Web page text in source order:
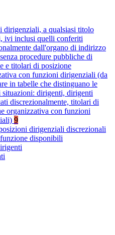
dirigenziali, a qualsiasi titolo
ivi inclusi quelli conferiti
dall'organo di indirizzo
procedure pubbliche di
e titolari di posizione
con funzioni dirigenziali (da
in tabelle che distinguano le
situazioni: dirigenti, dirigenti
discrezionalmente, titolari di
organizzativa con funzioni
9
dirigenziali discrezionali
disponibili